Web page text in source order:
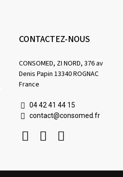
CONTACTEZ-NOUS
CONSOMED, ZI NORD, 376 av
Denis Papin 13340 ROGNAC
France
04 42 41 44 15
contact@consomed.fr